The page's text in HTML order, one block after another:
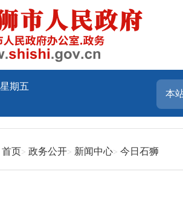
期五
首页 政务公开 新闻中心 今日石狮